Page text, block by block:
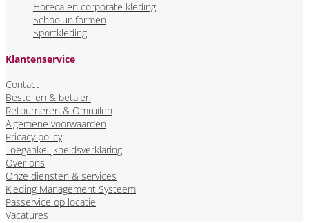
Horeca en corporate kleding
Schooluniformen
Sportkleding
Klantenservice
Contact
Bestellen & betalen
Retourneren & Omruilen
Algemene voorwaarden
Pricacy policy
Toegankelijkheidsverklaring
Over ons
Onze diensten & services
Kleding Management Systeem
Passervice op locatie
Vacatures